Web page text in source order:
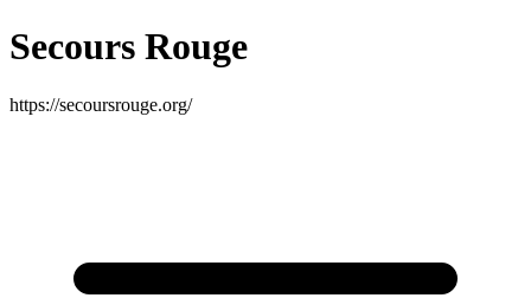
Secours Rouge
https://secoursrouge.org/